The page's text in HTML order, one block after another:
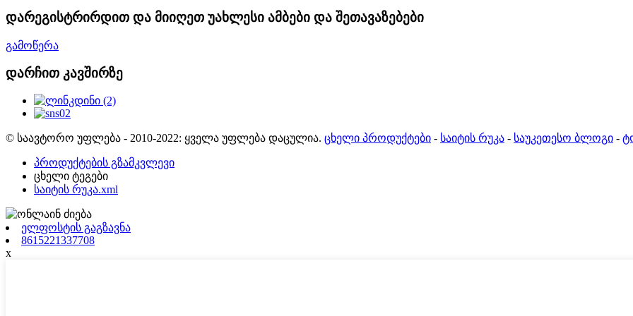
დარეგისტრირდით და მიიღეთ უახლესი ამბები და შეთავაზებები
გამოწერა
დარჩით კავშირზე
© საავტორო უფლება - 2010-2022: ყველა უფლება დაცულია. ცხელი პროდუქტები - საიტის რუკა - საუკეთესო ბლოგი -
პროდუქტების გზამკვლევი
ცხელი ტეგები
საიტის რუკა.xml
ელფოსტის გაგზავნა
8615221337708
x